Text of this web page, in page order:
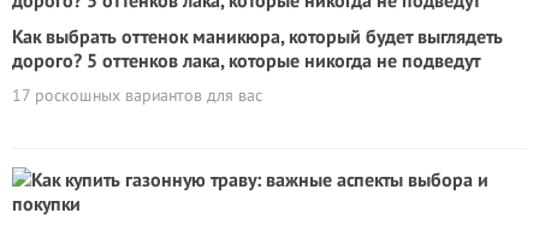
Как выбрать оттенок маникюра, который будет выглядеть
дорого? 5 оттенков лака, которые никогда не подведут
17 роскошных вариантов для вас